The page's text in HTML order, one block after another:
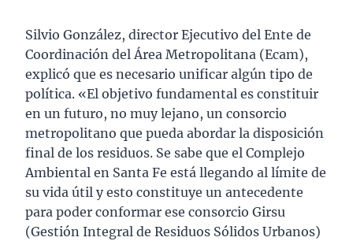
Silvio González, director Ejecutivo del Ente de
Coordinación del Área Metropolitana (Ecam),
explicó que es necesario unificar algún tipo de
política. «El objetivo fundamental es constituir
en un futuro, no muy lejano, un consorcio
metropolitano que pueda abordar la disposición
final de los residuos. Se sabe que el Complejo
Ambiental en Santa Fe está llegando al límite de
su vida útil y esto constituye un antecedente
para poder conformar ese consorcio Girsu
(Gestión Integral de Residuos Sólidos Urbanos)